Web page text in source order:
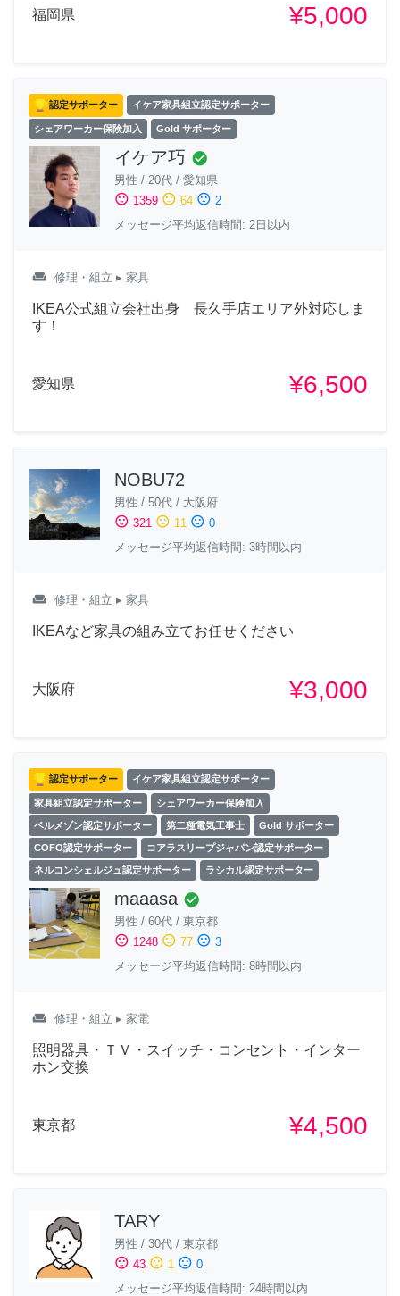
福岡県 ¥5,000
認定サポーター イケア家具組立認定サポーター
シェアワーカー保険加入 Gold サポーター
イケア巧 check_circle
男性 / 20代 / 愛知県
sentiment_satisfied 1359 sentiment_neutral 64 sentiment_dissatisfied 2
メッセージ平均返信時間: 2日以内
weekend 修理・組立 ▸ 家具
IKEA公式組立会社出身 長久手店エリア外対応しま
す！
愛知県 ¥6,500
NOBU72
男性 / 50代 / 大阪府
sentiment_satisfied 321 sentiment_neutral 11 sentiment_dissatisfied 0
メッセージ平均返信時間: 3時間以内
weekend 修理・組立 ▸ 家具
IKEAなど家具の組み立てお任せください
大阪府 ¥3,000
認定サポーター イケア家具組立認定サポーター
家具組立認定サポーター シェアワーカー保険加入
ベルメゾン認定サポーター 第二種電気工事士 Gold サポーター
COFO認定サポーター コアラスリープジャパン認定サポーター
ネルコンシェルジュ認定サポーター ラシカル認定サポーター
maaasa check_circle
男性 / 60代 / 東京都
sentiment_satisfied 1248 sentiment_neutral 77 sentiment_dissatisfied 3
メッセージ平均返信時間: 8時間以内
weekend 修理・組立 ▸ 家電
照明器具・ＴＶ・スイッチ・コンセント・インター
ホン交換
東京都 ¥4,500
TARY
男性 / 30代 / 東京都
sentiment_satisfied 43 sentiment_neutral 1 sentiment_dissatisfied 0
メッセージ平均返信時間: 24時間以内